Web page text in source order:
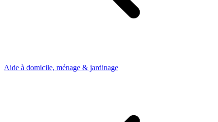
Aide à domicile, ménage & jardinage